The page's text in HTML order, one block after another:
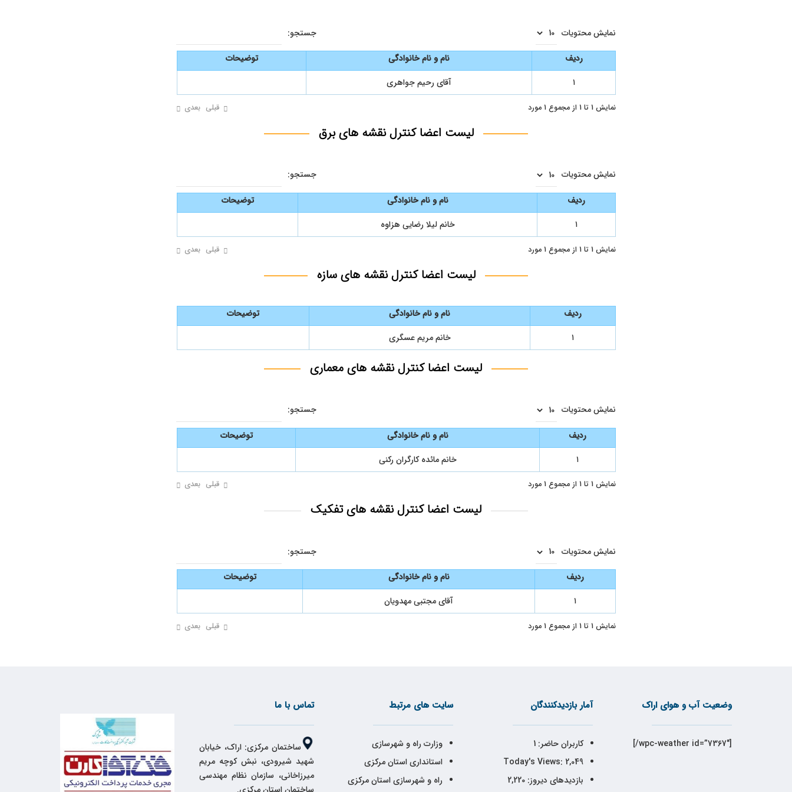
نمایش محتویات
جستجو:
ردیف
نام و نام خانوادگی
توضیحات
۱
آقای رحیم جواهری
نمایش 1 تا 1 از مجموع 1 مورد قبلی بعدی
لیست اعضا کنترل نقشه های برق
نمایش محتویات
جستجو:
ردیف
نام و نام خانوادگی
توضیحات
۱
خانم لیلا رضایی هزاوه
نمایش 1 تا 1 از مجموع 1 مورد قبلی بعدی
لیست اعضا کنترل نقشه های سازه
ردیف نام و نام خانوادگی
توضیحات
۱
خانم مریم عسگری
لیست اعضا کنترل نقشه های معماری
نمایش محتویات
جستجو:
ردیف
نام و نام خانوادگی
توضیحات
۱
خانم مائده کارگران رکنی
نمایش 1 تا 1 از مجموع 1 مورد قبلی بعدی
لیست اعضا کنترل نقشه های تفکیک
نمایش محتویات
جستجو:
ردیف
نام و نام خانوادگی
توضیحات
۱
آقای مجتبی مهدویان
نمایش 1 تا 1 از مجموع 1 مورد قبلی بعدی
وضعیت آب و هوای اراک
[wpc-weather id=”7367″/]
آمار بازدیدکنندگان
کاربران حاضر:1
Today's Views: 2,049
بازدیدهای دیروز:2,220
سایت های مرتبط
وزارت راه و شهرسازی
استانداری استان مرکزی
راه و شهرسازی استان مرکزی
تماس با ما
ساختمان مرکزی: اراک، خیابان
شهید شیرودی، نبش کوچه مریم
میرزاخانی، سازمان نظام مهندسی